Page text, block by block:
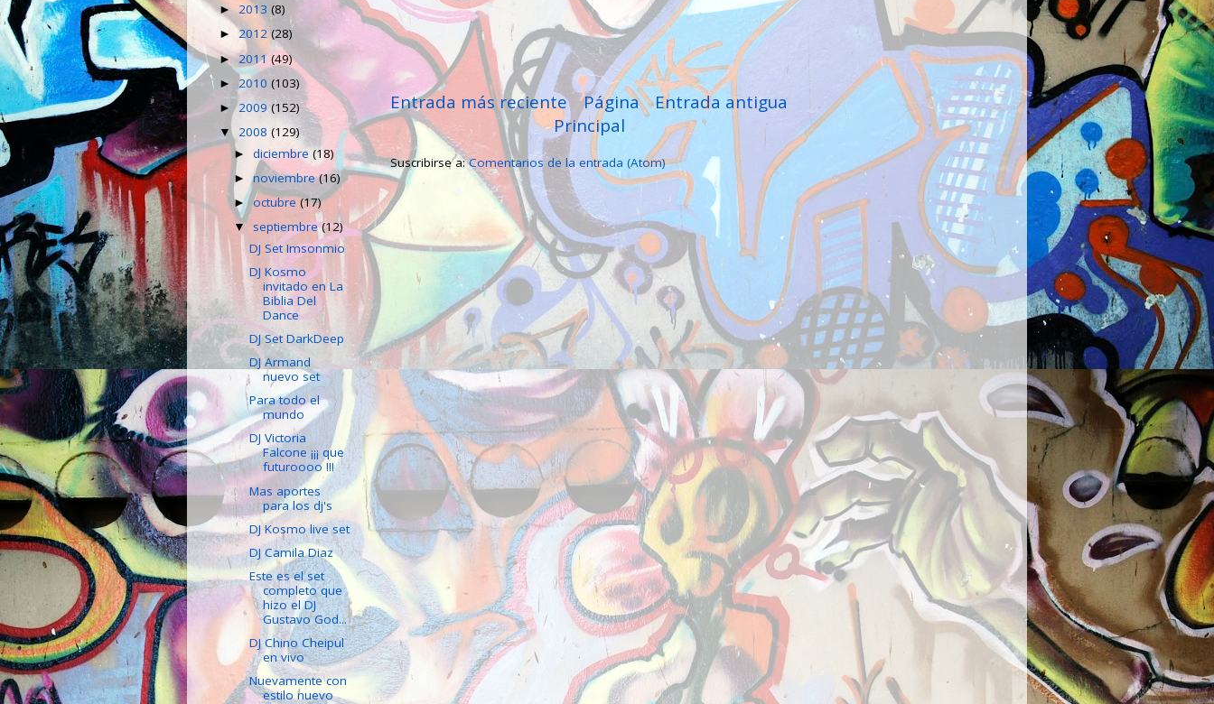
Entrada más reciente Entrada antigua
Página
Principal
Suscribirse a:Comentarios de la entrada (Atom)
►2013 (8)
► 2012(28)
►2011 (49)
► 2010 (103)
►2009(152)
▼ 2008 (129)
►diciembre(18)
►noviembre(16)
►octubre(17)
▼septiembre(12)
DJ Set Imsonmio
DJ Kosmo
invitado en La
Biblia Del
Dance
DJ Set DarkDeep
DJ Armand
nuevo set
Para todo el
mundo
DJ Victoria
Falcone ¡¡¡ que
futuroooo !!!
Mas aportes
para los dj's
DJ Kosmo live set
DJ Camila Diaz
Este es el set
completo que
hizo el DJ
Gustavo God...
DJ Chino Cheipul
en vivo
Nuevamente con
estilo nuevo